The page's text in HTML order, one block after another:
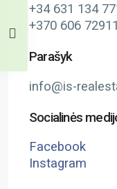
+34 631 134
+370 606 72911
Parašyk
info@is-
Socialinės
Facebook
Instagram